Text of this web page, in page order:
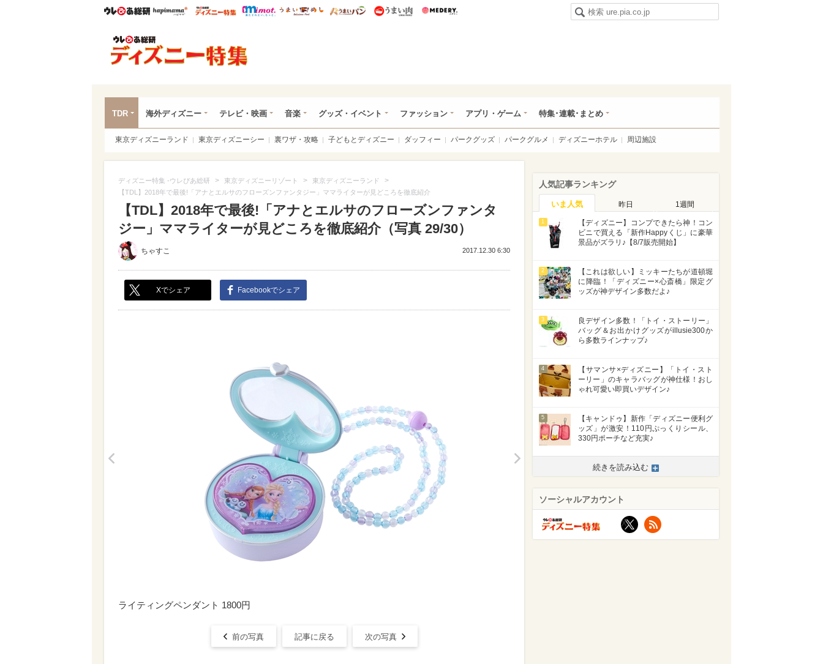
ウレぴあ総研ハピママ* ウレぴあ総研 ディズニー特集
mimot. うまいめし うまいパン うまい肉
TDR 海外ディズニー テレビ・映画 音楽 グッズ・イベント ファッション アプリ・ゲーム 特集･連載･まとめ
東京ディズニーランド 東京ディズニーシー 裏ワザ・攻略 子どもとディズニー ダッフィー パークグッズ パークグルメ ディズニーホテル 周辺施設
ディズニー特集 -ウレぴあ総研 > 東京ディズニーリゾート > 東京ディズニーランド >
【TDL】2018年で最後!「アナとエルサのフローズンファンタジー」ママライターが見どころを徹底紹介
【TDL】2018年で最後!「アナとエルサのフローズンファンタ
ジー」ママライターが見どころを徹底紹介（写真 29/30）
ちゃすこ 2017.12.30 6:30
Xでシェア Facebookでシェア
>
ライティングペンダント 1800円
前の写真 記事に戻る 次の写真
人気記事ランキング
いま人気 昨日 1週間
1
【ディズニー】コンプできたら神！コン
ビニで買える「新作Happyくじ」に豪華
景品がズラリ♪【8/7販売開始】
2
【これは欲しい】ミッキーたちが道頓堀
に降臨！「ディズニー×心斎橋」限定グ
ッズが神デザイン多数だよ♪
3
良デザイン多数！「トイ・ストーリー」
バッグ＆お出かけグッズがillusie300か
ら多数ラインナップ♪
4
【サマンサ×ディズニー】「トイ・スト
ーリー」のキャラバッグが神仕様！おし
ゃれ可愛い即買いデザイン♪
5
【キャンドゥ】新作「ディズニー便利グ
ッズ」が激安！110円ぷっくりシール、
330円ポーチなど充実♪
続きを読み込む
ソーシャルアカウント
X